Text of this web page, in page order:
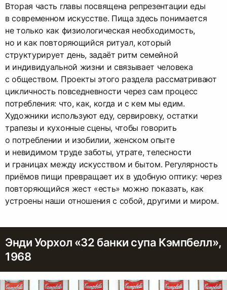
Вторая часть главы посвящена репрезентации еды
в современном искусстве. Пища здесь понимается
не только как физиологическая необходимость,
но и как повторяющийся ритуал, который
структурирует день, задаёт ритм семейной
и индивидуальной жизни и связывает человека
с обществом.​ Проекты этого раздела рассматривают
цикличность повседневности через сам процесс
потребления: что, как, когда и с кем мы едим.
Художники используют еду, сервировку, остатки
трапезы и кухонные сцены, чтобы говорить
о потреблении и изобилии, женском опыте
и невидимом труде заботы, утрате, телесности
и границах между искусством и бытом. Регулярность
приёмов пищи превращает их в удобную оптику: через
повторяющийся жест «есть» можно показать, как
устроены наши отношения с собой, другими и миром.
Энди Уорхол «32 банки супа Кэмпбелл»,
1968